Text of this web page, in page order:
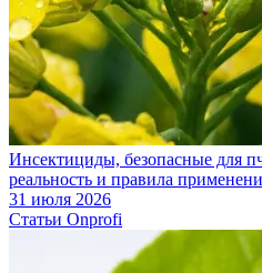
Инсектициды, безопасные для
реальность и правила
31 июля 2026
Статьи Onprofi